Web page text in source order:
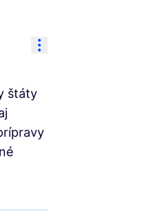
Resource controls
štáty